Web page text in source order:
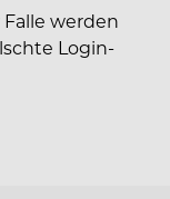
werden
Login-